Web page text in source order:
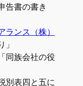
告書の書き
ンス（株）
」
同族会社の役
別表四と五に